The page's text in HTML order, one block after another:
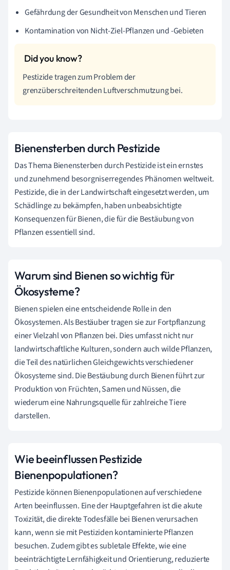
Gefährdung der Gesundheit von Menschen und Tieren
Kontamination von Nicht-Ziel-Pflanzen und -Gebieten
Pestizide tragen zum Problem der
grenzüberschreitenden Luftverschmutzung bei.
Bienensterben durch Pestizide
Das Thema Bienensterben durch Pestizide ist ein ernstes
und zunehmend besorgniserregendes Phänomen weltweit.
Pestizide, die in der Landwirtschaft eingesetzt werden, um
Schädlinge zu bekämpfen, haben unbeabsichtigte
Konsequenzen für Bienen, die für die Bestäubung von
Pflanzen essentiell sind.
Warum sind Bienen so wichtig für
Ökosysteme?
Bienen spielen eine entscheidende Rolle in den
Ökosystemen. Als Bestäuber tragen sie zur Fortpflanzung
einer Vielzahl von Pflanzen bei. Dies umfasst nicht nur
landwirtschaftliche Kulturen, sondern auch wilde Pflanzen,
die Teil des natürlichen Gleichgewichts verschiedener
Ökosysteme sind. Die Bestäubung durch Bienen führt zur
Produktion von Früchten, Samen und Nüssen, die
wiederum eine Nahrungsquelle für zahlreiche Tiere
darstellen.
Wie beeinflussen Pestizide
Bienenpopulationen?
Pestizide können Bienenpopulationen auf verschiedene
Arten beeinflussen. Eine der Hauptgefahren ist die akute
Toxizität, die direkte Todesfälle bei Bienen verursachen
kann, wenn sie mit Pestiziden kontaminierte Pflanzen
besuchen. Zudem gibt es subletale Effekte, wie eine
beeinträchtigte Lernfähigkeit und Orientierung, reduzierte